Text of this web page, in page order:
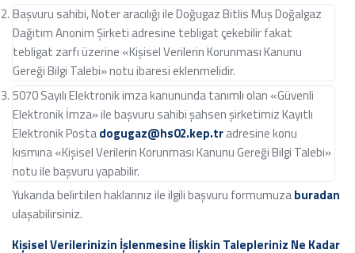
Başvuru sahibi, Noter aracılığı ile Doğugaz Bitlis Muş Doğalgaz
Dağıtım Anonim Şirketi adresine tebligat çekebilir fakat
tebligat zarfı üzerine «Kişisel Verilerin Korunması Kanunu
Gereği Bilgi Talebi» notu ibaresi eklenmelidir.
5070 Sayılı Elektronik imza kanununda tanımlı olan «Güvenli
Elektronik İmza» ile başvuru sahibi şahsen şirketimiz Kayıtlı
Elektronik Postadogugaz@hs02.kep.tradresine konu
kısmına «Kişisel Verilerin Korunması Kanunu Gereği Bilgi Talebi»
notu ile başvuru yapabilir.
Yukarıda belirtilen haklarınız ile ilgili başvuru formumuzaburadan
ulaşabilirsiniz.
Kişisel Verilerinizin İşlenmesine İlişkin Talepleriniz Ne Kadar